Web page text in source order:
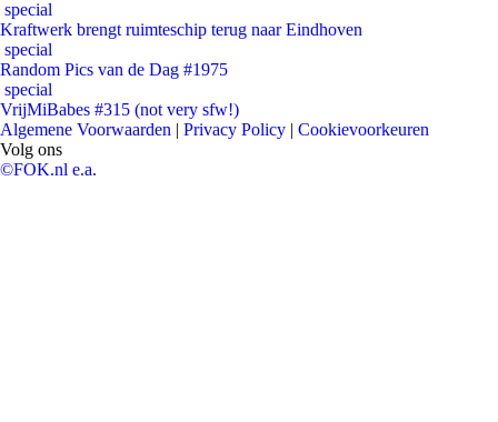
special
Kraftwerk brengt ruimteschip terug naar Eindhoven
special
Random Pics van de Dag #1975
special
VrijMiBabes #315 (not very sfw!)
Algemene Voorwaarden | Privacy Policy | Cookievoorkeuren
Volg ons
©FOK.nl e.a.